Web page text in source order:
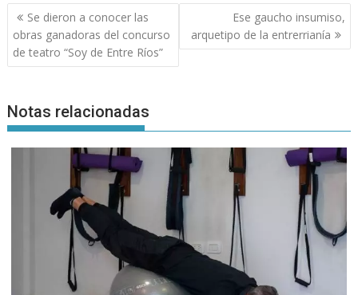
Navegación
de
entradas
Se dieron a conocer las
obras ganadoras del concurso
de teatro “Soy de Entre Ríos”
Ese gaucho insumiso,
arquetipo de la entrerrianía
Notas relacionadas